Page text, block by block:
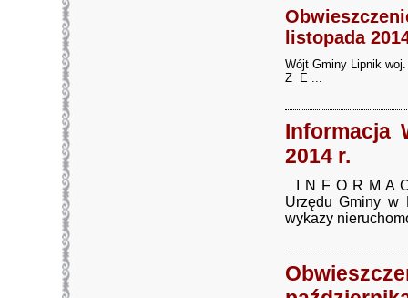
listopada
Wójt Gminy Lipnik
Z E ...
Informacja
2014 r.
I N F O R M A
Urzędu Gminy w
wykazy